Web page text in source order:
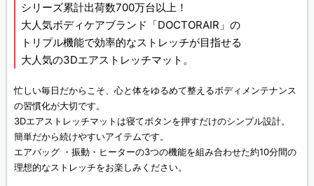
シリーズ累計出荷数700万台以上！
大人気ボディケアブランド「DOCTORAIR」の
トリプル機能で効率的なストレッチが目指せる
大人気の3Dエアストレッチマット。
忙しい毎日だからこそ、心と体をゆるめて整えるボディメンテナンス
の習慣化が大切です。
3Dエアストレッチマットは寝てボタンを押すだけのシンプル設計。
簡単だから続けやすいアイテムです。
エアバッグ ・振動・ヒーターの3つの機能を組み合わせた約10分間の
理想的なストレッチをお楽しみください。